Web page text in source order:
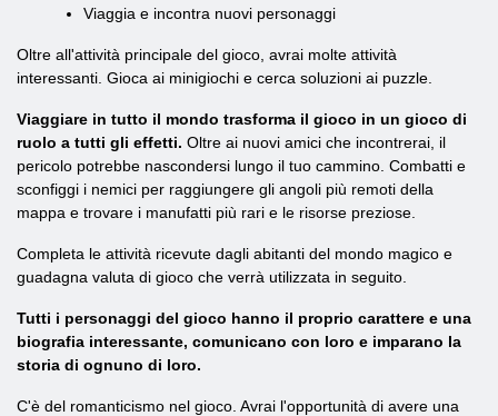
Viaggia e incontra nuovi personaggi
Oltre all'attività principale del gioco, avrai molte attività
interessanti. Gioca ai minigiochi e cerca soluzioni ai puzzle.
Viaggiare in tutto il mondo trasforma il gioco in un gioco di
ruolo a tutti gli effetti. Oltre ai nuovi amici che incontrerai, il
pericolo potrebbe nascondersi lungo il tuo cammino. Combatti e
sconfiggi i nemici per raggiungere gli angoli più remoti della
mappa e trovare i manufatti più rari e le risorse preziose.
Completa le attività ricevute dagli abitanti del mondo magico e
guadagna valuta di gioco che verrà utilizzata in seguito.
Tutti i personaggi del gioco hanno il proprio carattere e una
biografia interessante, comunicano con loro e imparano la
storia di ognuno di loro.
C'è del romanticismo nel gioco. Avrai l'opportunità di avere una